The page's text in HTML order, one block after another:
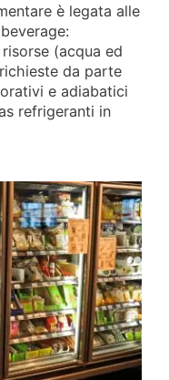
è legata alle
(acqua ed
da parte
e adiabatici
refrigeranti in